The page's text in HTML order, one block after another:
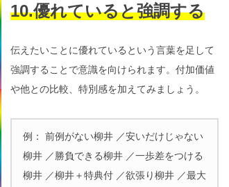
10.優れていると強調する
伝えたいことに優れているという言葉を足して
強調することで意識を向けられます。付加価値
や他との比較、特別感を加えてみましょう。
例： 前例がない柳井 ／安いだけじゃない
柳井 ／勝負できる柳井 ／一歩差をつける
柳井 ／柳井＋特典付 ／欲張り柳井 ／最大